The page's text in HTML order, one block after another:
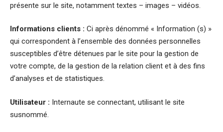
présente sur le site, notamment textes – images – vidéos.
Informations clients : Ci après dénommé « Information (s) »
qui correspondent à l’ensemble des données personnelles
susceptibles d’être détenues par le site pour la gestion de
votre compte, de la gestion de la relation client et à des fins
d’analyses et de statistiques.
Utilisateur : Internaute se connectant, utilisant le site
susnommé.